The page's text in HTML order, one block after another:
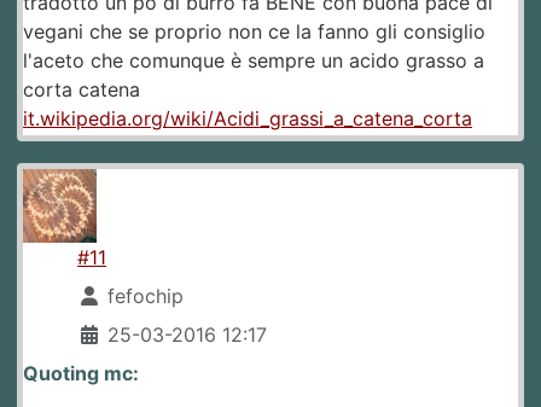
vegani che se proprio non ce la fanno gli consiglio
l'aceto che comunque è sempre un acido grasso a
corta catena
it.wikipedia.org/wiki/Acidi_grassi_a_catena_corta
#11
fefochip
25-03-2016 12:17
Quoting mc: